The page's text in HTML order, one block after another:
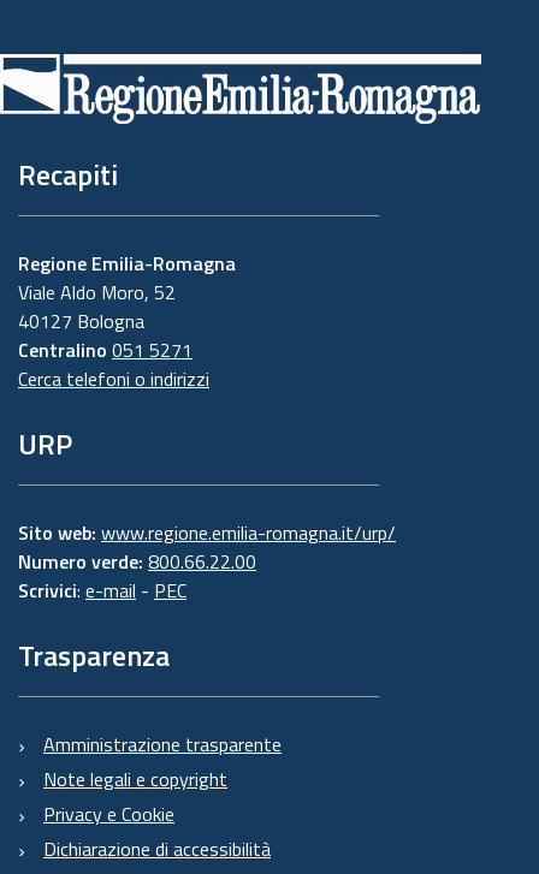
di
pagina
Recapiti
Regione Emilia-Romagna
Viale Aldo Moro, 52
40127 Bologna
Centralino 051 5271
Cerca telefoni o indirizzi
URP
Sito web: www.regione.emilia-romagna.it/urp/
Numero verde: 800.66.22.00
Scrivici: e-mail - PEC
Trasparenza
Amministrazione trasparente
Note legali e copyright
Privacy e Cookie
Dichiarazione di accessibilità